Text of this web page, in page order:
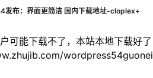
发布：界面更简洁 国内下载地址-cloplex+
可能下载不了，本站本地下载好了